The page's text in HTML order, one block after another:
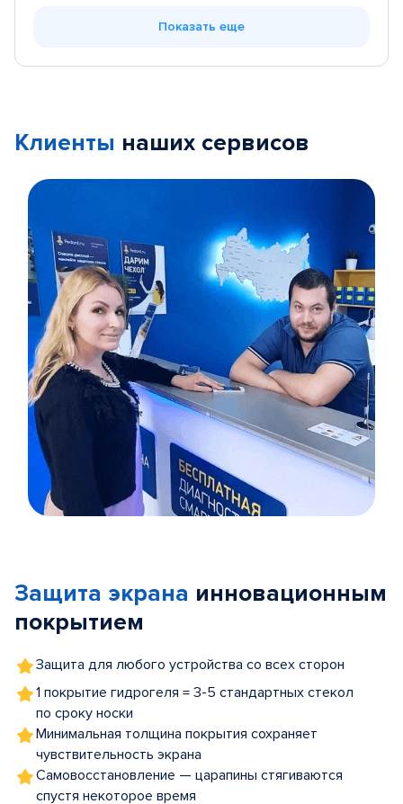
Показать еще
Клиенты наших сервисов
5
Защита экрана инновационным
покрытием
Защита для любого устройства со всех сторон
1 покрытие гидрогеля = 3-5 стандартных стекол
по сроку носки
Минимальная толщина покрытия сохраняет
чувствительность экрана
Самовосстановление — царапины стягиваются
спустя некоторое время